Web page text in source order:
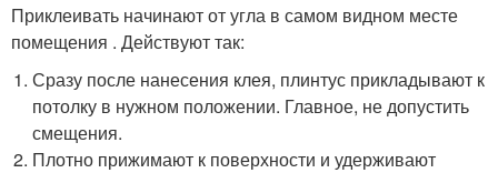
Приклеивать начинают от угла в самом видном месте
помещения . Действуют так:
Сразу после нанесения клея, плинтус прикладывают к
потолку в нужном положении. Главное, не допустить
смещения.
Плотно прижимают к поверхности и удерживают